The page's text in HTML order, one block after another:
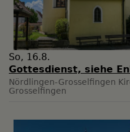
So, 16.8.
Gottesdienst, siehe
Nördlingen-Grosselfingen
Grosselfingen